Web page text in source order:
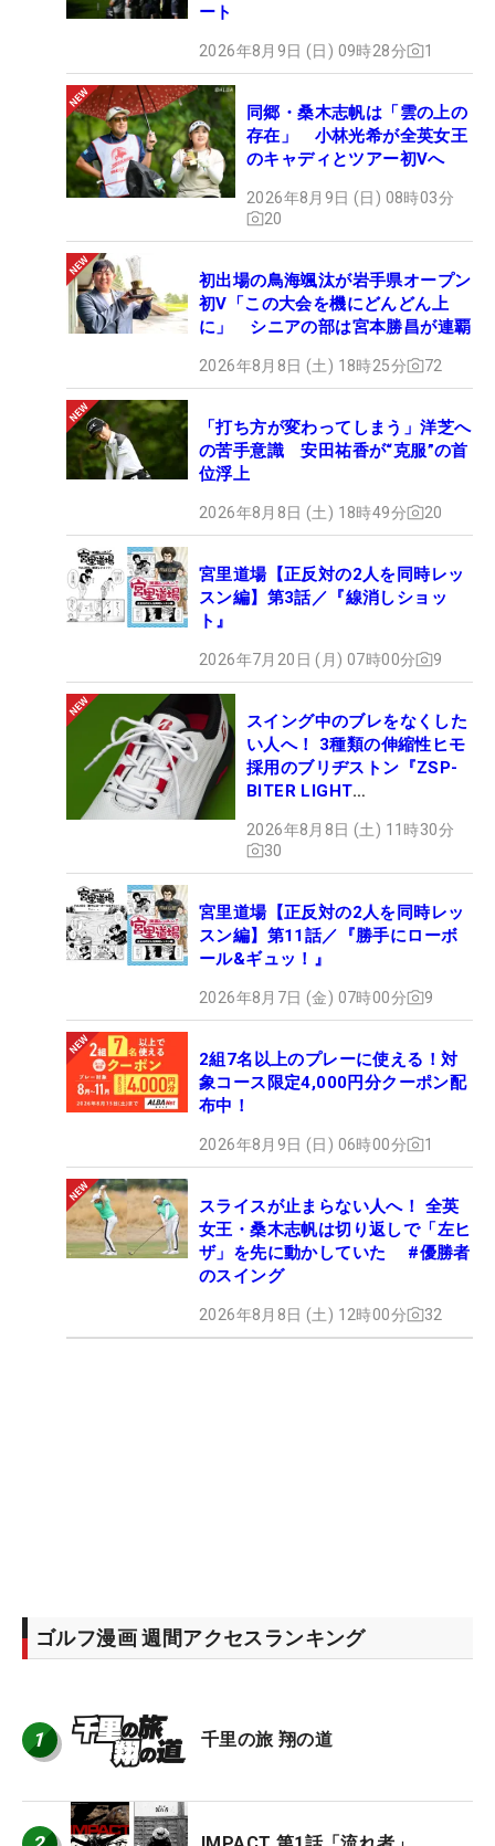
ート
2026年8月9日 (日) 09時28分 1
同郷・桑木志帆は「雲の上の
存在」 小林光希が全英女王
のキャディとツアー初Vへ
2026年8月9日 (日) 08時03分
20
初出場の鳥海颯汰が岩手県オープン
初V「この大会を機にどんどん上
に」 シニアの部は宮本勝昌が連覇
2026年8月8日 (土) 18時25分 72
「打ち方が変わってしまう」洋芝へ
の苦手意識 安田祐香が“克服”の首
位浮上
2026年8月8日 (土) 18時49分 20
宮里道場【正反対の2人を同時レッ
スン編】第3話／『線消しショッ
ト』
2026年7月20日 (月) 07時00分 9
スイング中のブレをなくした
い人へ！ 3種類の伸縮性ヒモ
採用のブリヂストン『ZSP-
BITER LIGHT
ュー
2026年8月8日 (土) 11時30分
30
宮里道場【正反対の2人を同時レッ
スン編】第11話／『勝手にローボ
ール&ギュッ！』
2026年8月7日 (金) 07時00分 9
2組7名以上のプレーに使える！対
象コース限定4,000円分クーポン配
布中！
2026年8月9日 (日) 06時00分 1
スライスが止まらない人へ！ 全英
女王・桑木志帆は切り返しで「左ヒ
ザ」を先に動かしていた #優勝者
のスイング
2026年8月8日 (土) 12時00分 32
ゴルフ漫画 週間アクセスランキング
1 千里の旅 翔の道